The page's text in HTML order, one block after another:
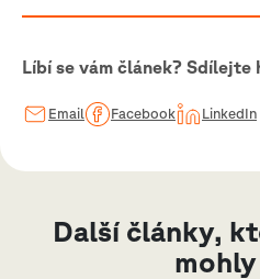
Líbí se vám článek? Sdílejte
Email Facebook LinkedIn
Další články,